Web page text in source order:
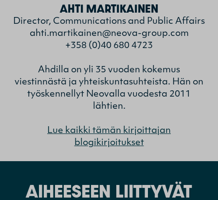
AHTI MARTIKAINEN
Director, Communications and Public Affairs
ahti.martikainen@neova-group.com
+358 (0)40 680 4723
Ahdilla on yli 35 vuoden kokemus
viestinnästä ja yhteiskuntasuhteista. Hän on
työskennellyt Neovalla vuodesta 2011
lähtien.
Lue kaikki tämän kirjoittajan
blogikirjoitukset
AIHEESEEN LIITTYVÄT